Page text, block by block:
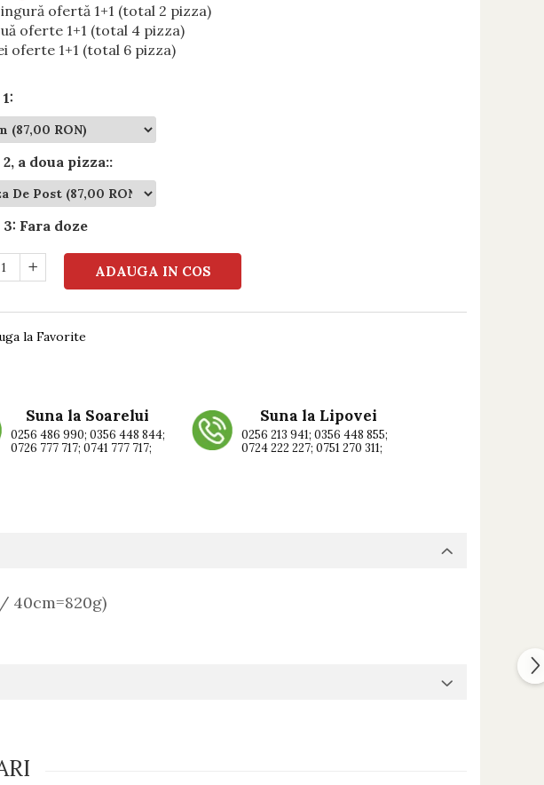
ofertă 1+1 (total 2 pizza)
oferte 1+1 (total 4 pizza)
oferte 1+1 (total 6 pizza)
:
a doua pizza::
3: Fara doze
ADAUGA IN COS
la Favorite
Suna la Soarelui
0256 486 990; 0356 448 844;
0726 777 717; 0741 777 717;
Suna la Lipovei
0256 213 941; 0356 448 855;
0724 222 227; 0751 270 311;
40cm=820g)